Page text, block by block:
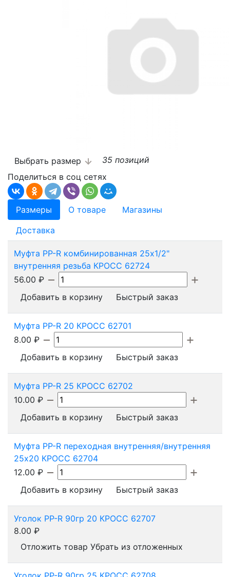
Выбрать размер
35 позиций
Поделиться в соц сетях
Размеры О товаре
Магазины
Доставка
Муфта PP-R комбинированная 25х1/2"
внутренняя резьба КРОСС 62724
56.00 ₽
Добавить в корзину
Быстрый заказ
Муфта PP-R 20 КРОСС 62701
8.00 ₽
Добавить в корзину
Быстрый заказ
Муфта PP-R 25 КРОСС 62702
10.00 ₽
Добавить в корзину
Быстрый заказ
Муфта PP-R переходная внутренняя/внутренняя
25х20 КРОСС 62704
12.00 ₽
Добавить в корзину
Быстрый заказ
Уголок PP-R 90гр 20 КРОСС 62707
8.00 ₽
Отложить товар Убрать из отложенных